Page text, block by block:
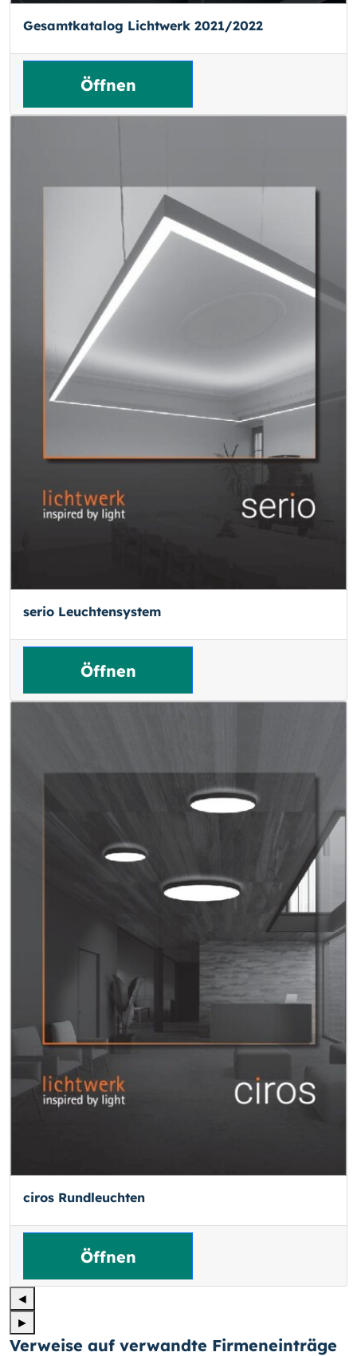
Gesamtkatalog Lichtwerk 2021/2022
Öffnen
serio Leuchtensystem
Öffnen
ciros Rundleuchten
Öffnen
◄
►
Verweise auf verwandte Firmeneinträge